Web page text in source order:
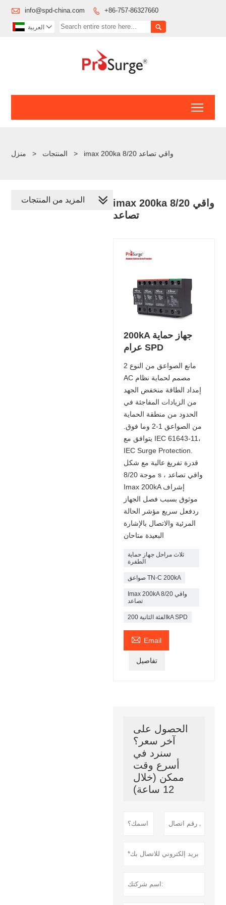
 info@spd-china.com  +86-757-86327660
 العربية 
منزل > المنتجات > imax 200ka 8/20 واقي تصاعد
imax 200ka 8/20 واقي
تصاعد
200kA جهاز حماية
عرام SPD
مانع الصواعق من النوع 2
AC مصمم لحماية نظام
إمداد الطاقة منخفض الجهد
من الزيادات المفاجئة في
الحدود من منطقة الحماية
من الصواعق 1-2 وما فوق.
يتوافق مع IEC 61643-11،
IEC Surge Protection.
قدرة تفريغ عالية مع شكل
موجة 8/20 s ، واقي تصاعد
Imax 200kA إشراف
موثوق بسبب فصل الجهاز
ردفعل سريع مؤشر الحالة
المرئية والاتصال بالإشارة
البعيدة متاحان
ثلاث مراحل جهاز حماية
الطفرة
صواعق TN-C 200kA
Imax 200kA 8/20 واقي
تصاعد
الفئة الثانية 200kA SPD
 Email
تفاصيل
الحصول على
آخر سعر؟
سنرد في
أسرع وقت
ممكن (خلال
12 ساعة)
المزيد من المنتجات